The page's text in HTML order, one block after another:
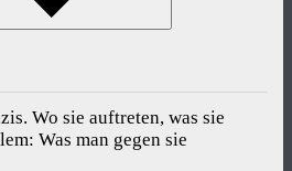
Wo sie auftreten, was sie
Was man gegen sie